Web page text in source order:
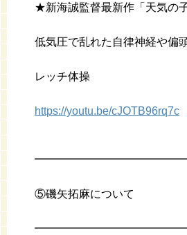
★新海誠監督最新作「天気の
低気圧で乱れた自律神経や偏
レッチ体操
https://youtu.be/cJOTB96rq7c
⑤磯矢拓麻について